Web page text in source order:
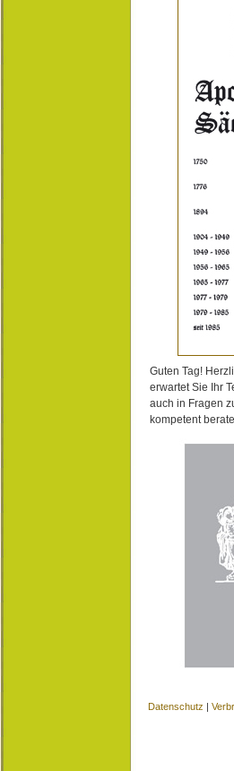
Guten Tag!
erwartet Sie Ihr
auch in Fragen
kompetent
Datenschutz |